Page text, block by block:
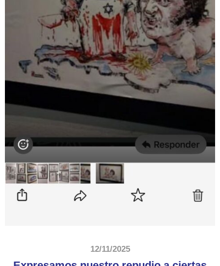
12/11/2025